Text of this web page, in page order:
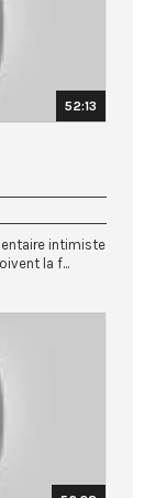
52:13
intimiste
la f...